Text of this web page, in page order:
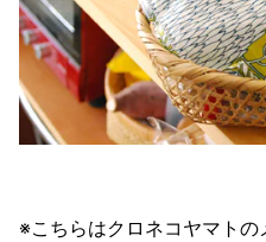
※こちらはクロネコヤマト